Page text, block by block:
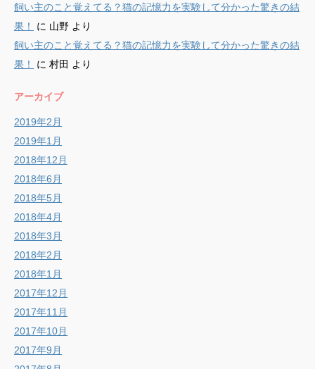
飼い主のこと覚えてる？猫の記憶力を実験して分かった驚きの結
果！
に 山野 より
飼い主のこと覚えてる？猫の記憶力を実験して分かった驚きの結
果！
に 村田 より
アーカイブ
2019年2月
2019年1月
2018年12月
2018年6月
2018年5月
2018年4月
2018年3月
2018年2月
2018年1月
2017年12月
2017年11月
2017年10月
2017年9月